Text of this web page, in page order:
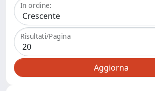
In ordine:
Risultati/Pagina